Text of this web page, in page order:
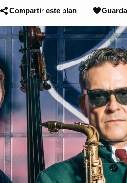
Compartir este plan